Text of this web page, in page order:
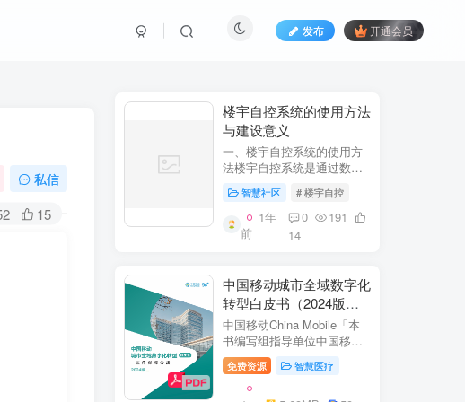
发布 开通会员
私信
15
​​楼宇自控系统的使用方法
与建设意义​
一、楼宇自控系统的使用方
法​​楼宇自控系统是通过数字
化、自动化技术对建筑内机
电设备（如暖通空调、照
明、电梯、给排水等）进行
集中监控、管理和优化运行
智慧社区 # 楼宇自控
1年
前
0
191
14
中国移动城市全域数字化
转型白皮书（2024版）-
医疗保障分册
中国移动China Mobile「本
书编写组指导单位中国移动
集团公司政企事业部编写单
位中移系统集成有限公司主
编李双佶、丁静、杨勇、赵
免费资源 智慧医疗